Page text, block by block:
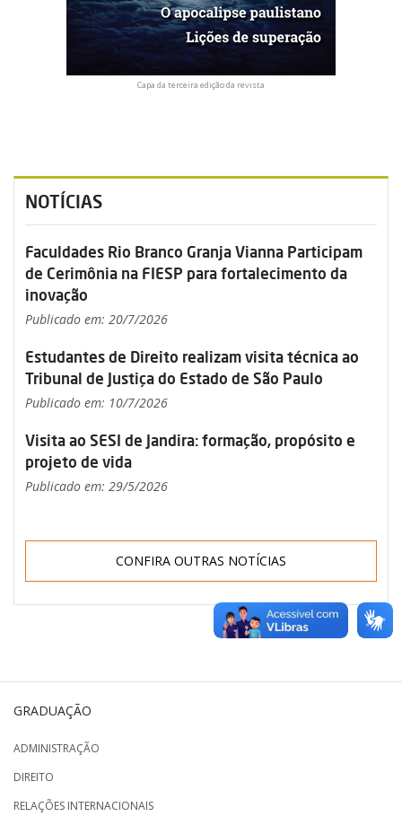
Capa da terceira edição da revista
NOTÍCIAS
Faculdades Rio Branco Granja Vianna Participam
de Cerimônia na FIESP para fortalecimento da
inovação
Publicado em: 20/7/2026
Estudantes de Direito realizam visita técnica ao
Tribunal de Justiça do Estado de São Paulo
Publicado em: 10/7/2026
Visita ao SESI de Jandira: formação, propósito e
projeto de vida
Publicado em: 29/5/2026
CONFIRA OUTRAS NOTÍCIAS
GRADUAÇÃO
ADMINISTRAÇÃO
DIREITO
RELAÇÕES INTERNACIONAIS